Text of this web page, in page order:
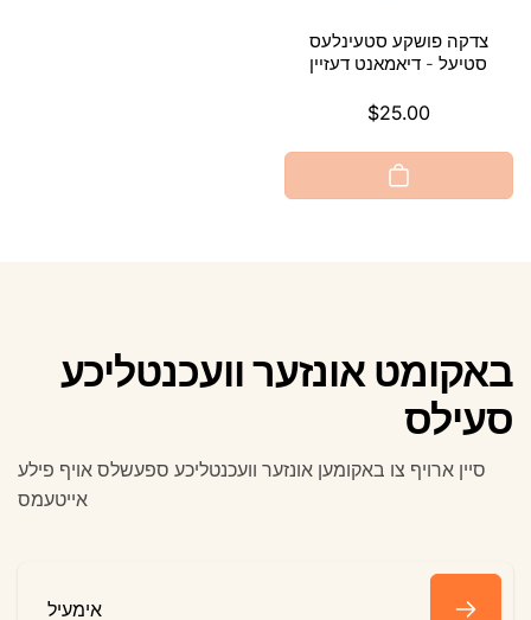
צדקה פושקע סטעינלעס
סטיעל - דיאמאנט דעזיין
געהעריגע
$25.00
באקומט אונזער וועכנטליכע
סעילס
סיין ארויף צו באקומען אונזער וועכנטליכע ספעשלס אויף פילע
אייטעמס